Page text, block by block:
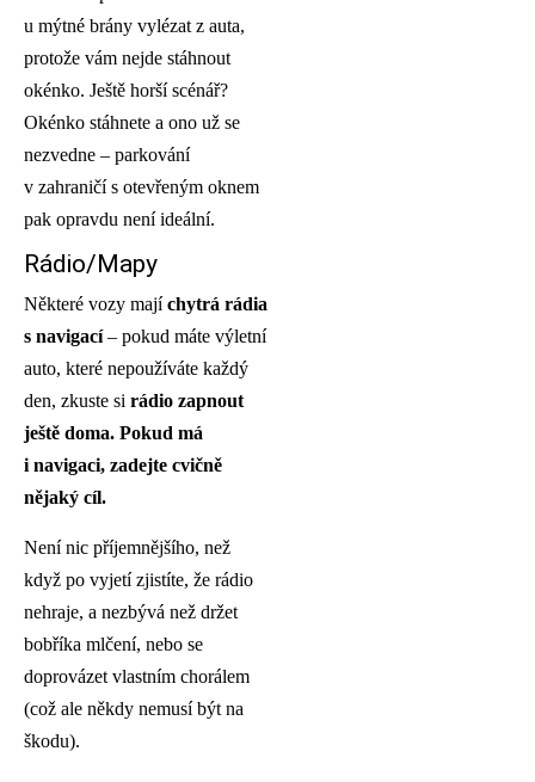
u mýtné brány vylézat z auta,
protože vám nejde stáhnout
okénko. Ještě horší scénář?
Okénko stáhnete a ono už se
nezvedne – parkování
v zahraničí s otevřeným oknem
pak opravdu není ideální.
Rádio/Mapy
Některé vozy mají chytrá rádia
s navigací– pokud máte výletní
auto, které nepoužíváte každý
den, zkuste si rádio zapnout
ještě doma. Pokud má
i navigaci, zadejte cvičně
nějaký cíl.
Není nic příjemnějšího, než
když po vyjetí zjistíte, že rádio
nehraje, a nezbývá než držet
bobříka mlčení, nebo se
doprovázet vlastním chorálem
(což ale někdy nemusí být na
škodu).